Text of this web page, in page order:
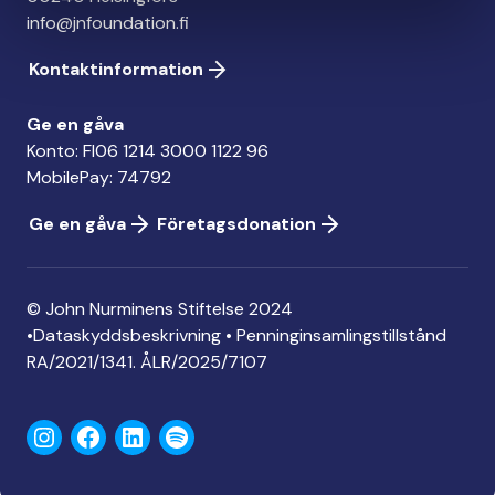
info@jnfoundation.fi
Kontaktinformation
Ge en gåva
Konto: FI06 1214 3000 1122 96
MobilePay: 74792
Ge en gåva
Företagsdonation
© John Nurminens Stiftelse 2024
•Dataskyddsbeskrivning • Penninginsamlingstillstånd
RA/2021/1341. ÅLR/2025/7107
InstagramFacebook
LinkedInSpotify